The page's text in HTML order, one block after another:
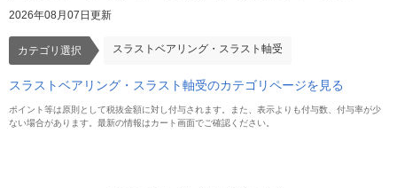
2026年08月07日更新
カテゴリ選択 スラストベアリング・スラスト軸受
スラストベアリング・スラスト軸受のカテゴリページを見る
ポイント等は原則として税抜金額に対し付与されます。また、表示よりも付与数、付与率が少
ない場合があります。最新の情報はカート画面でご確認ください。